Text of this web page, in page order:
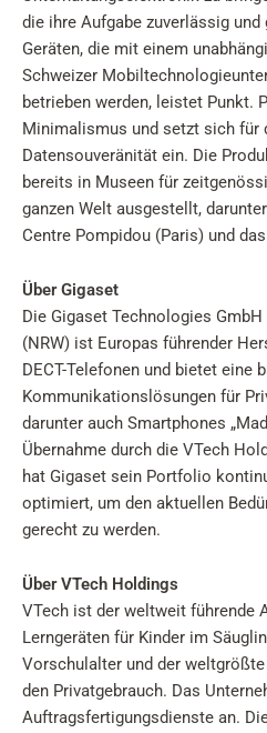
die ihre Aufgabe zuverlässig
Geräten, die mit einem
Schweizer
betrieben werden, leistet Punkt.
Minimalismus und setzt sich für
Datensouveränität ein. Die
bereits in Museen für
ganzen Welt ausgestellt,
Centre Pompidou (Paris) und
Über Gigaset
Die Gigaset Technologies
(NRW) ist Europas führender
DECT-Telefonen und bietet eine
Kommunikationslösungen für
darunter auch Smartphones
Übernahme durch die VTech
hat Gigaset sein Portfolio
optimiert, um den aktuellen
gerecht zu werden.
Über VTech Holdings
VTech ist der weltweit führende
Lerngeräten für Kinder im
Vorschulalter und der
den Privatgebrauch. Das
Auftragsfertigungsdienste an.